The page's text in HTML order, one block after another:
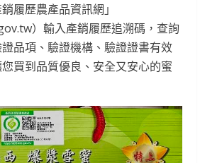
履歷農產品資訊網」
）輸入產銷履歷追溯碼，查詢
品項、驗證機構、驗證證書有效
買到品質優良、安全又安心的蜜